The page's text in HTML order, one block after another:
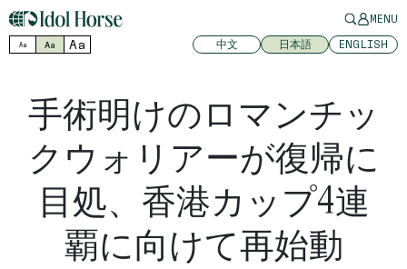
MENU
Aa Aa Aa 中文 日本語 ENGLISH
手術明けのロマンチッ
クウォリアーが復帰に
目処、香港カップ4連
覇に向けて再始動